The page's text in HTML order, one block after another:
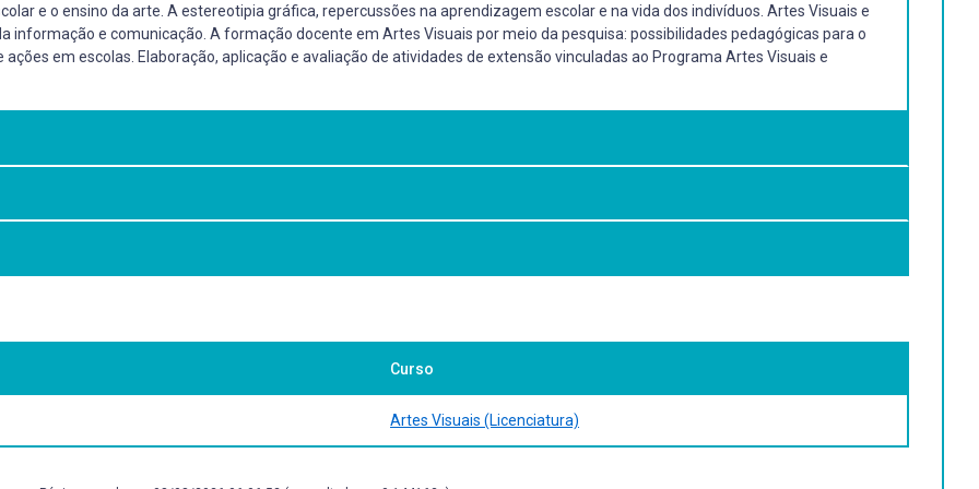
e o ensino da arte. A estereotipia gráfica, repercussões na aprendizagem escolar e na vida dos indivíduos. Artes Visuais e
informação e comunicação. A formação docente em Artes Visuais por meio da pesquisa: possibilidades pedagógicas para o
em escolas. Elaboração, aplicação e avaliação de atividades de extensão vinculadas ao Programa Artes Visuais e
Licenciatura a análise de diferentes possibilidades pedagógicas no ensino das Artes Visuais, em especial a reflexão
e Sociedade no contexto das Novas
com as tendências contemporâneas da Arte/Educação;
e ensino. Guarapuava: Unicentro, 2013. Disponível em:.
outros ensaios. São Paulo: Cortez, 2002.
das artes. Porto Alegre: Mediação, 2001.
Curso
Artes Visuais (Licenciatura)